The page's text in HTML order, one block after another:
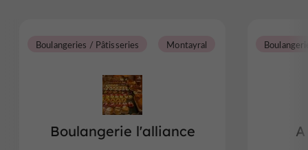
Boulangerie l'alliance
Boulangeries / Pâtisseries Montayral